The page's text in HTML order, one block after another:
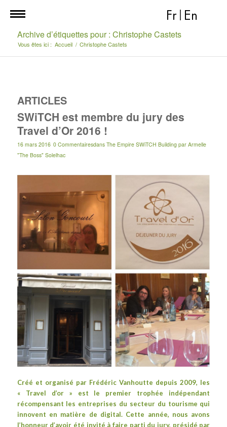
Fr En
Archive d’étiquettes pour : Christophe Castets
Vous êtes ici : Accueil / Christophe Castets
ARTICLES
SWiTCH est membre du jury des
Travel d’Or 2016 !
16 mars 2016 0 Commentairesdans The Empire SWiTCH Building par Armelle
"The Boss" Solelhac
Créé et organisé par Frédéric Vanhoutte depuis 2009, les
« Travel d’or» est le premier trophée indépendant
récompensant les entreprises du secteur du tourisme qui
innovent en matière de digital. Cette année, nous avons
l’honneur d’avoir été invité à faire parti du jury, présidé par